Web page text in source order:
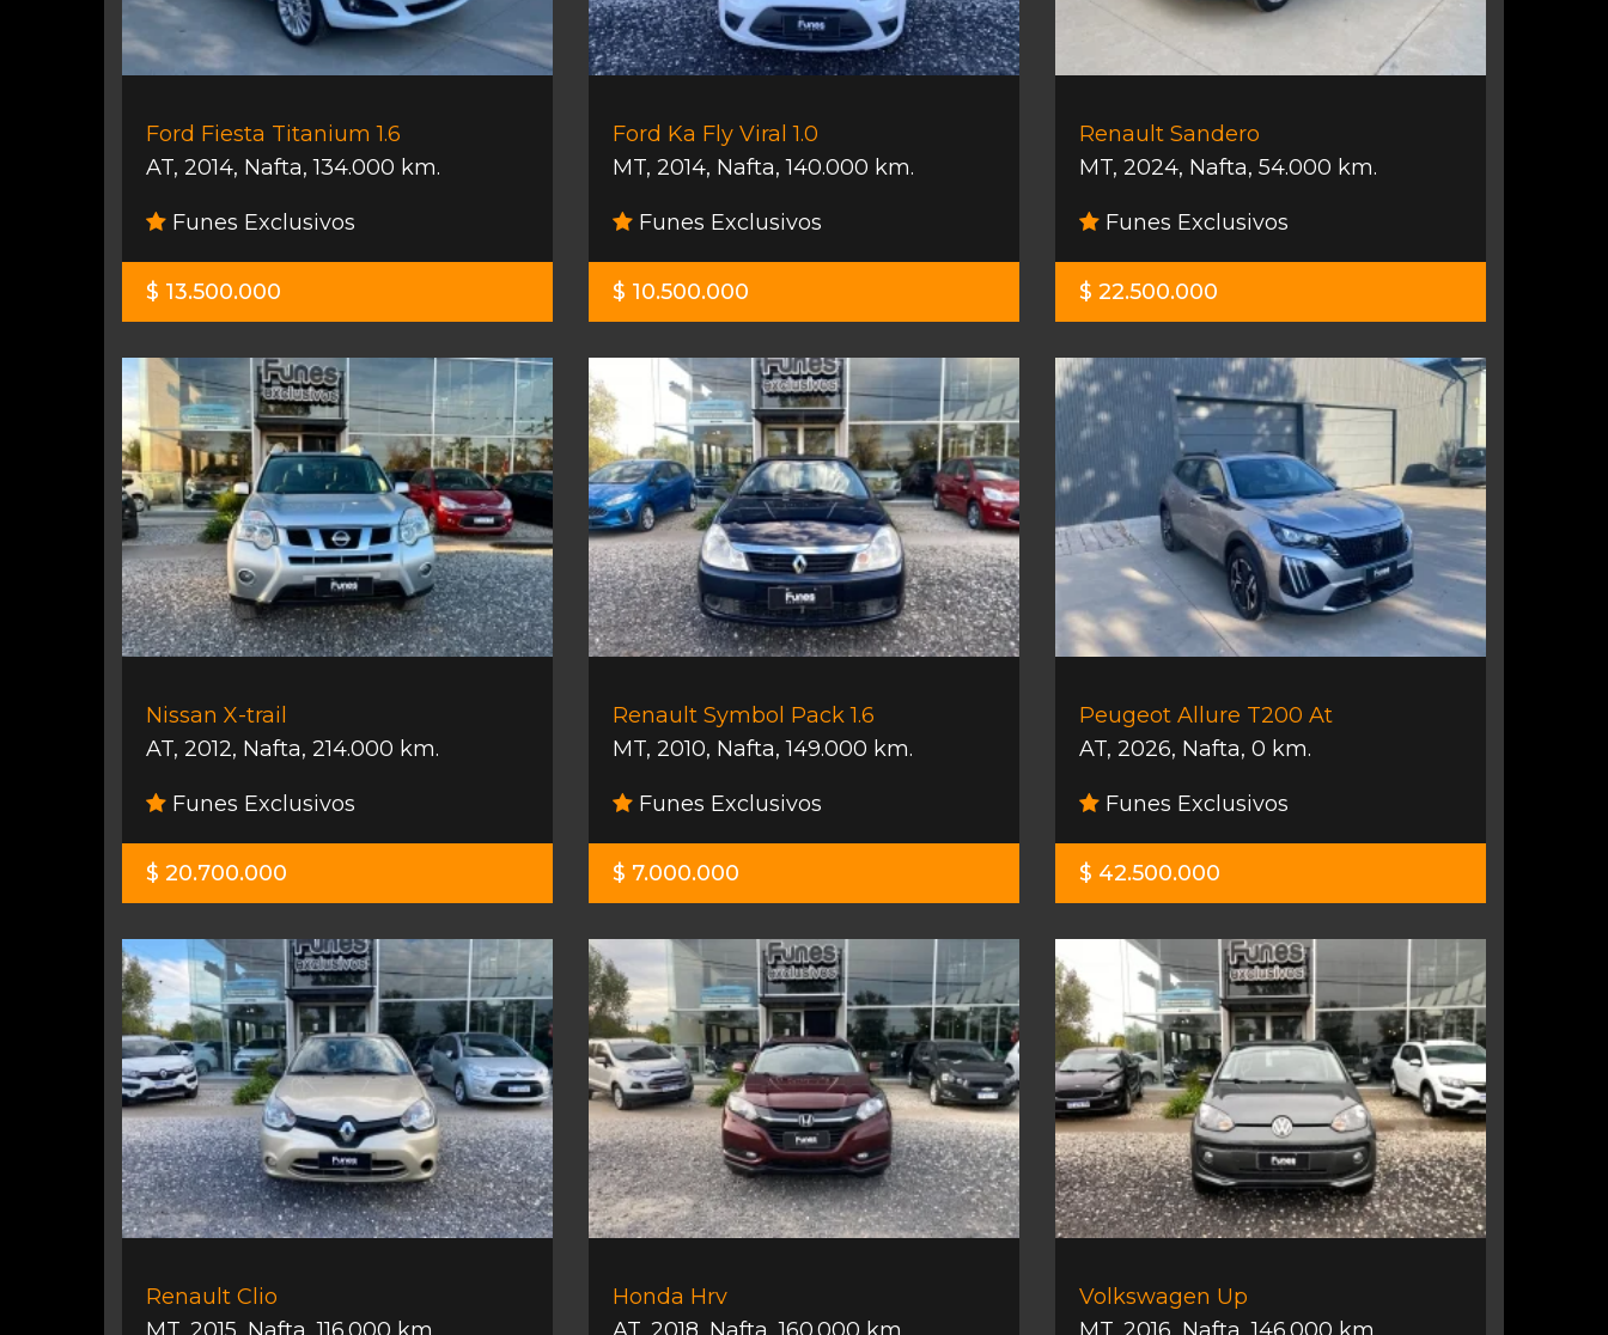
Ford Fiesta Titanium 1.6
AT, 2014, Nafta,134.000 km.
Funes Exclusivos
$ 13.500.000
Ford Ka Fly Viral 1.0
MT, 2014, Nafta,140.000 km.
Funes Exclusivos
$ 10.500.000
Renault Sandero
MT, 2024, Nafta, 54.000 km.
Funes Exclusivos
$ 22.500.000
Nissan X-trail
AT, 2012, Nafta, 214.000 km.
Funes Exclusivos
$ 20.700.000
Renault Symbol Pack 1.6
MT, 2010, Nafta,149.000 km.
Funes Exclusivos
$ 7.000.000
Peugeot Allure T200 At
AT, 2026, Nafta, 0 km.
Funes Exclusivos
$ 42.500.000
Renault Clio
MT 2015 Nafta ,116.000 km.
Honda Hrv
AT 2018 Nafta ,160.000 km.
Volkswagen Up
MT 2016 Nafta ,146.000 km.